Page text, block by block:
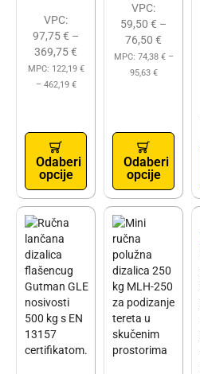
VPC:
97,75€ –
369,75€
MPC: 122,19 €
– 462,19 €
Odaberi
opcije
VPC:
59,50 € –
76,50 €
MPC: 74,38 €–
95,63 €
Odaberi
opcije